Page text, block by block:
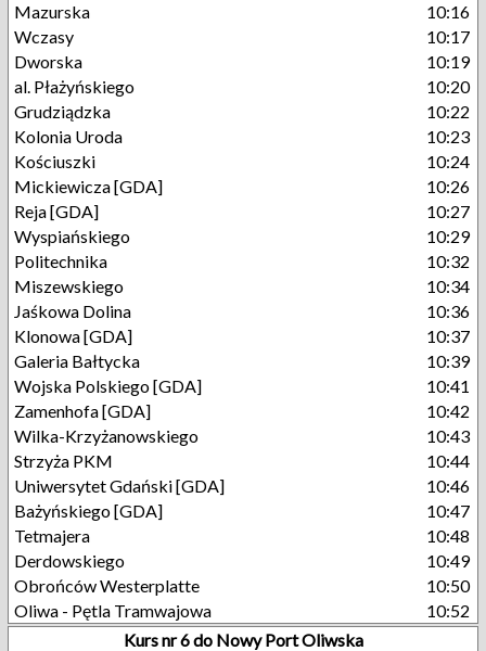
Mazurska
10:16
Wczasy
10:17
Dworska
10:19
al. Płażyńskiego
10:20
Grudziądzka
10:22
Kolonia Uroda
10:23
Kościuszki
10:24
Mickiewicza [GDA]
10:26
Reja [GDA]
10:27
Wyspiańskiego
10:29
Politechnika
10:32
Miszewskiego
10:34
Jaśkowa Dolina
10:36
Klonowa [GDA]
10:37
Galeria Bałtycka
10:39
Wojska Polskiego [GDA]
10:41
Zamenhofa [GDA]
10:42
Wilka-Krzyżanowskiego
10:43
Strzyża PKM
10:44
Uniwersytet Gdański [GDA]
10:46
Bażyńskiego [GDA]
10:47
Tetmajera
10:48
Derdowskiego
10:49
Obrońców Westerplatte
10:50
Oliwa - Pętla Tramwajowa
10:52
Kurs nr 6 do Nowy Port Oliwska